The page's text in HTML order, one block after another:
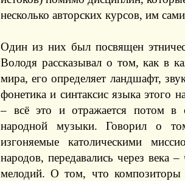
несколько авторских курсов, им
Один из них был посвящен
Володя рассказывал о том, как в
мира, его определяет ландшафт,
фонетика и синтаксис языка этого
– всё это и отражается потом в
народной музыки. Говорил о
изгоняемые католическими
народов, передавались через века
мелодий. О том, что